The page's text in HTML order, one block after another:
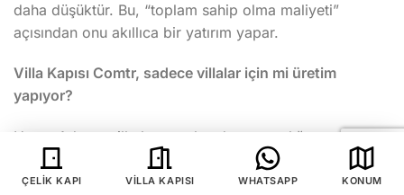
daha düşüktür. Bu, “toplam sahip olma maliyeti”
açısından onu akıllıca bir yatırım yapar.
Villa Kapısı Comtr, sadece villalar için mi üretim
yapıyor?
Hayır. Adımız villa kapısı olsa da, uzmanlığımız, oteller,
ofis binaları, showroom’lar ve lüks rezidanslar gibi, en
üst düzeyde kalite, güvenlik ve estetik gerektiren tüm
ÇELIK KAPI VILLA KAPISI WHATSAPP KONUM